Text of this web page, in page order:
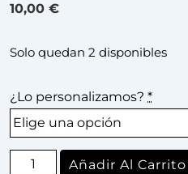
10,00 €
Solo quedan 2 disponibles
¿Lo personalizamos? *
Añadir Al Carrito